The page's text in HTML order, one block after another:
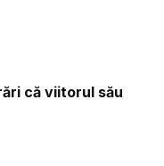
că viitorul său